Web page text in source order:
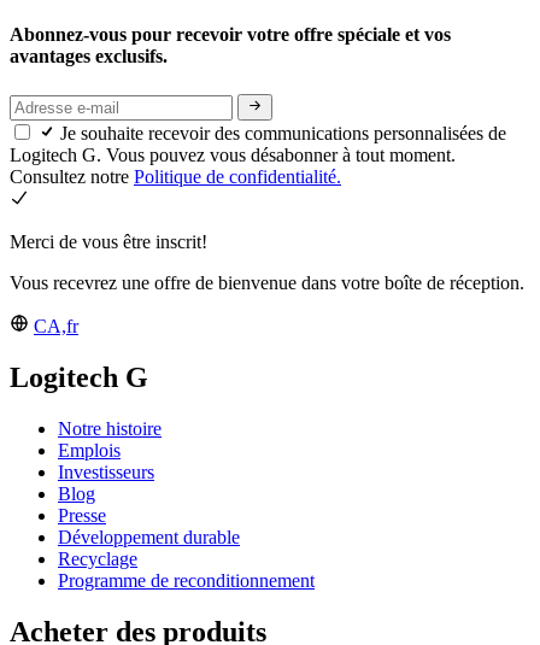
Abonnez-vous pour recevoir votre offre spéciale et vos
avantages exclusifs.
Je souhaite recevoir des communications personnalisées de
Logitech G. Vous pouvez vous désabonner à tout moment.
Consultez notre Politique de confidentialité.
Merci de vous être inscrit!
Vous recevrez une offre de bienvenue dans votre boîte de réception.
CA,fr
Logitech G
Notre histoire
Emplois
Investisseurs
Blog
Presse
Développement durable
Recyclage
Programme de reconditionnement
Acheter des produits